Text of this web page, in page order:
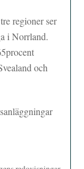
regioner ser
i Norrland.
och